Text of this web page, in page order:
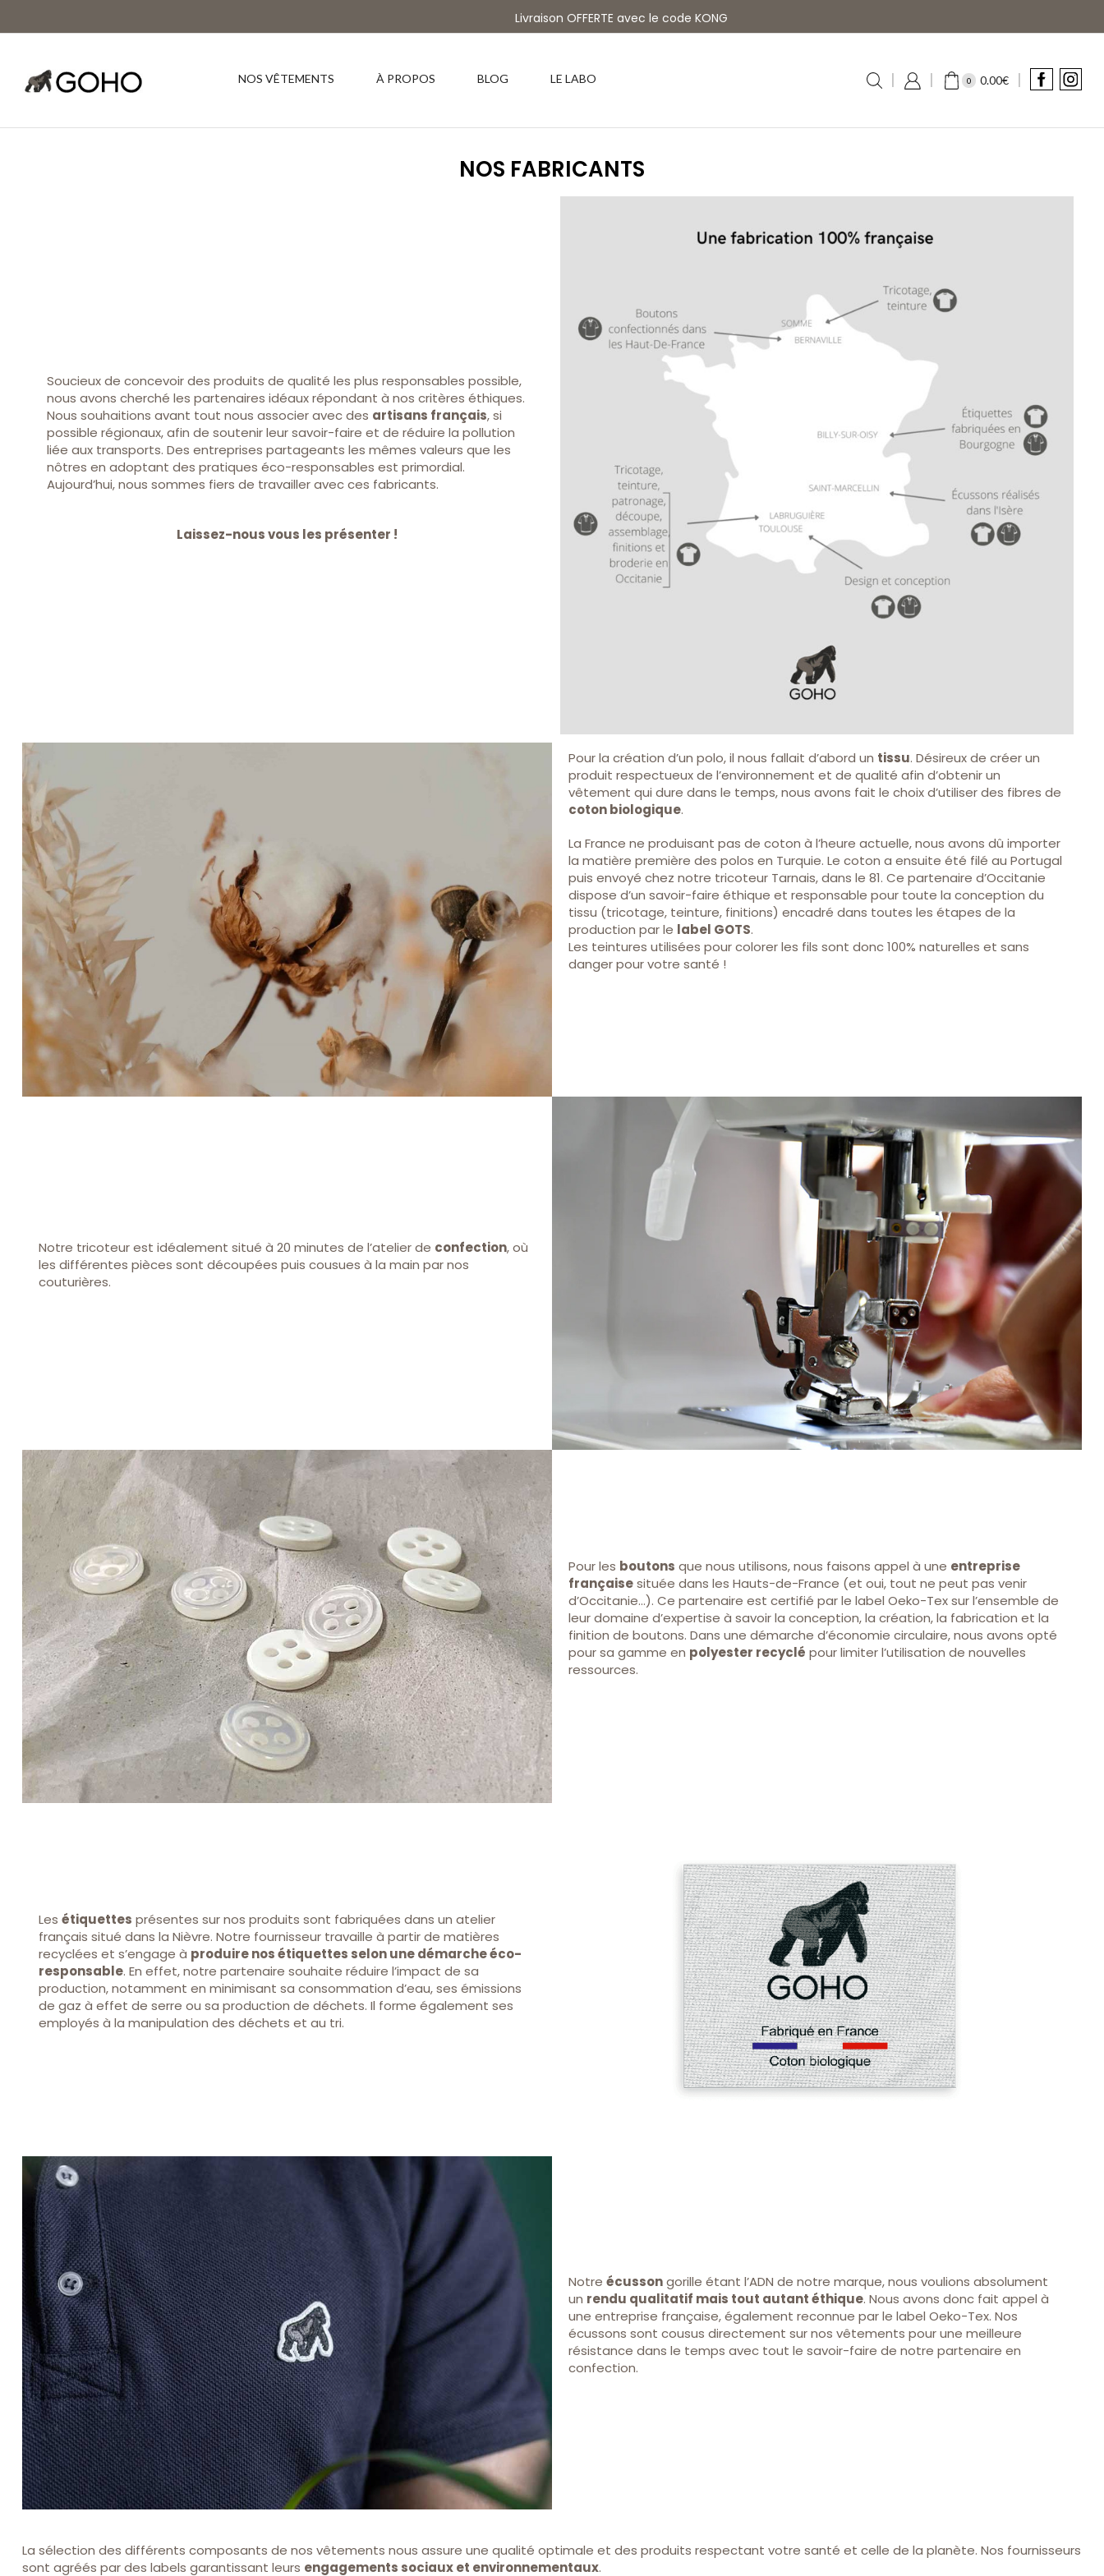
Livraison OFFERTE avec le code KONG
NOS VÊTEMENTS À PROPOS BLOG LE LABO 0 0.00€
NOS FABRICANTS
Soucieux de concevoir des produits de qualité les plus responsables possible,
nous avons cherché les partenaires idéaux répondant à nos critères éthiques.
Nous souhaitions avant tout nous associer avec des artisans français, si
possible régionaux, afin de soutenir leur savoir-faire et de réduire la pollution
liée aux transports. Des entreprises partageants les mêmes valeurs que les
nôtres en adoptant des pratiques éco-responsables est primordial.
Aujourd’hui, nous sommes fiers de travailler avec ces fabricants.
Laissez-nous vous les présenter !
Pour la création d’un polo, il nous fallait d’abord un tissu. Désireux de créer un
produit respectueux de l’environnement et de qualité afin d’obtenir un
vêtement qui dure dans le temps, nous avons fait le choix d’utiliser des fibres de
coton biologique.
La France ne produisant pas de coton à l’heure actuelle, nous avons dû importer
la matière première des polos en Turquie. Le coton a ensuite été filé au Portugal
puis envoyé chez notre tricoteur Tarnais, dans le 81. Ce partenaire d’Occitanie
dispose d’un savoir-faire éthique et responsable pour toute la conception du
tissu (tricotage, teinture, finitions) encadré dans toutes les étapes de la
production par le label GOTS.
Les teintures utilisées pour colorer les fils sont donc 100% naturelles et sans
danger pour votre santé !
Notre tricoteur est idéalement situé à 20 minutes de l’atelier de confection, où
les différentes pièces sont découpées puis cousues à la main par nos
couturières.
Pour les boutons que nous utilisons, nous faisons appel à une entreprise
françaisesituée dans les Hauts-de-France (et oui, tout ne peut pas venir
d’Occitanie…). Ce partenaire est certifié par le label Oeko-Tex sur l’ensemble de
leur domaine d’expertise à savoir la conception, la création, la fabrication et la
finition de boutons. Dans une démarche d’économie circulaire, nous avons opté
pour sa gamme en polyester recyclé pour limiter l’utilisation de nouvelles
ressources.
Les étiquettes présentes sur nos produits sont fabriquées dans un atelier
français situé dans la Nièvre. Notre fournisseur travaille à partir de matières
recyclées et s’engage à produire nos étiquettes selon une démarche éco-
responsable. En effet, notre partenaire souhaite réduire l’impact de sa
production, notamment en minimisant sa consommation d’eau, ses émissions
de gaz à effet de serre ou sa production de déchets. Il forme également ses
employés à la manipulation des déchets et au tri.
Notre écussongorille étant l’ADN de notre marque, nous voulions absolument
un rendu qualitatif mais tout autant éthique. Nous avons donc fait appel à
une entreprise française, également reconnue par le label Oeko-Tex. Nos
écussons sont cousus directement sur nos vêtements pour une meilleure
résistance dans le temps avec tout le savoir-faire de notre partenaire en
confection.
La sélection des différents composants de nos vêtements nous assure une qualité optimale et des produits respectant votre santé et celle de la planète. Nos fournisseurs
sont agréés par des labels garantissant leurs engagements sociaux et environnementaux.